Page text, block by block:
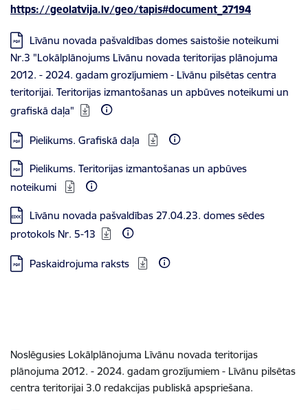
https://geolatvija.lv/geo/tapis#document_27194
Lejupielādēt:
Līvānu novada pašvaldības domes saistošie noteikumi
Nr.3 "Lokālplānojums Līvānu novada teritorijas plānojuma
2012. - 2024. gadam grozījumiem - Līvānu pilsētas centra
teritorijai. Teritorijas izmantošanas un apbūves noteikumi un
grafiskā daļa"
Lejupielādēt:
Pielikums. Grafiskā daļa
Lejupielādēt:
Pielikums. Teritorijas izmantošanas un apbūves
noteikumi
Lejupielādēt:
Līvānu novada pašvaldības 27.04.23. domes sēdes
protokols Nr. 5-13
Lejupielādēt:
Paskaidrojuma raksts
Noslēgusies Lokālplānojuma Līvānu novada teritorijas
plānojuma 2012. - 2024. gadam grozījumiem - Līvānu pilsētas
centra teritorijai 3.0 redakcijas publiskā apspriešana.